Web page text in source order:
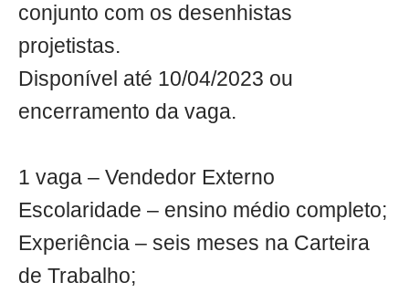
conjunto com os desenhistas
projetistas.
Disponível até 10/04/2023 ou
encerramento da vaga.
1 vaga – Vendedor Externo
Escolaridade – ensino médio completo;
Experiência – seis meses na Carteira
de Trabalho;